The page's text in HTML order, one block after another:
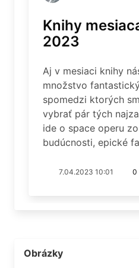
Knihy
2023
Aj v mesiaci knihy
množstvo
spomedzi ktorých
vybrať pár tých
ide o space operu
budúcnosti, epické
7.04.2023 10:01 0
Obrázky